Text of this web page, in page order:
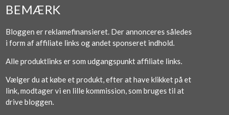
BEMÆRK
Bloggen er reklamefinansieret. Der annonceres således
i form af affiliate links og andet sponseret indhold.
Alle produktlinks er som udgangspunkt affiliate links.
Vælger du at købe et produkt, efter at have klikket på et
link, modtager vi en lille kommission, som bruges til at
drive bloggen.